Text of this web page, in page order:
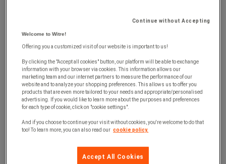
Continue without Accepting
Welcome to Witre!
Offering you a customized visit of our website is important to us!
By clicking the "Accept all cookies" button, our platform will be able to exchange
information with your browser via cookies. This information allows our
marketing team and our internet partners to measure the performance of our
website and to analyze your shopping preferences. This allows us to offer you
products that are even more tailored to your needs and appropriate/personalised
advertising. If you would like to learn more about the purposes and preferences
for each type of cookie, click on "cookie settings".
And if you choose to continue your visit without cookies, you're welcome to do that
too! To learn more, you can also read our cookie policy.
Accept All Cookies